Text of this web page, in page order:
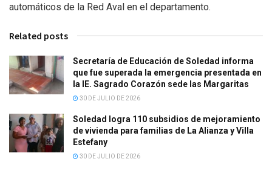
automáticos de la Red Aval en el departamento.
Related posts
Secretaría de Educación de Soledad informa
que fue superada la emergencia presentada en
la IE. Sagrado Corazón sede las Margaritas
30 DE JULIO DE 2026
Soledad logra 110 subsidios de mejoramiento
de vivienda para familias de La Alianza y Villa
Estefany
30 DE JULIO DE 2026